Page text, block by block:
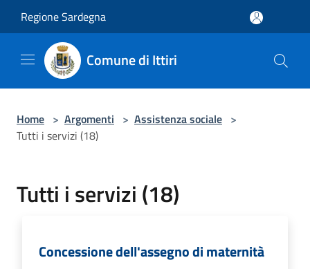
Regione Sardegna
Comune di Ittiri
Home > Argomenti > Assistenza sociale >
Tutti i servizi (18)
Tutti i servizi (18)
Concessione dell'assegno di maternità